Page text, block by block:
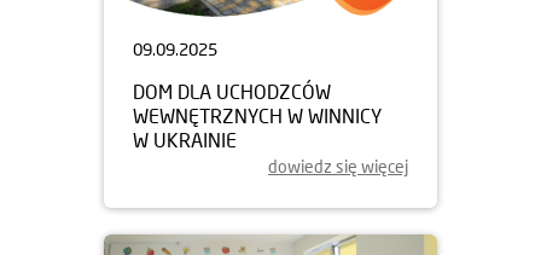
09.09.2025
DOM DLA UCHODZCÓW
WEWNĘTRZNYCH W WINNICY
W UKRAINIE
dowiedz się więcej